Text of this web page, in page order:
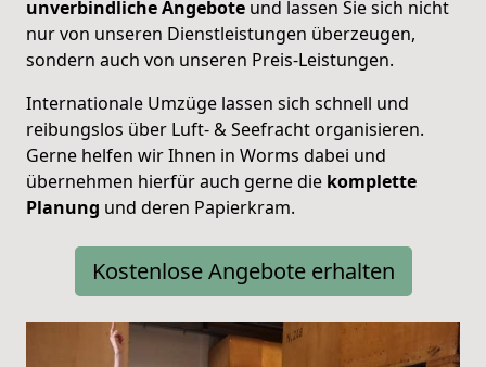
unverbindliche Angebote und lassen Sie sich nicht
nur von unseren Dienstleistungen überzeugen,
sondern auch von unseren Preis-Leistungen.
Internationale Umzüge lassen sich schnell und
reibungslos über Luft- & Seefracht organisieren.
Gerne helfen wir Ihnen in Worms dabei und
übernehmen hierfür auch gerne die komplette
Planung und deren Papierkram.
Kostenlose Angebote erhalten